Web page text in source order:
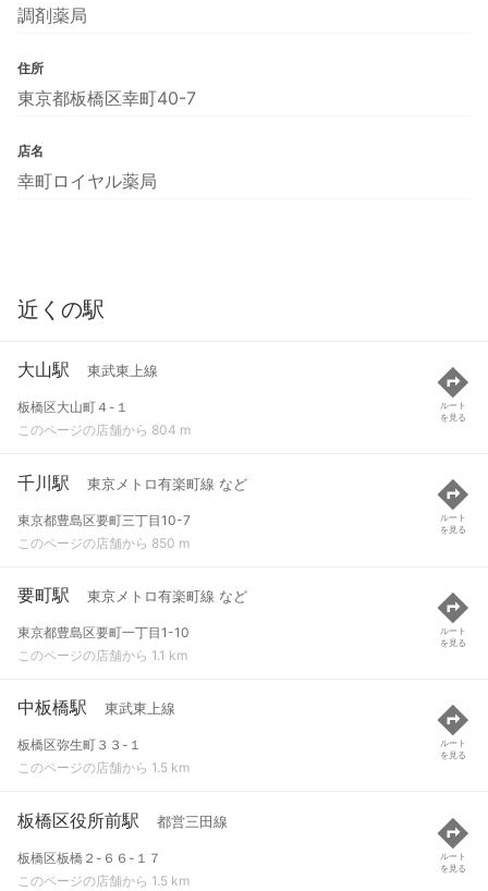
調剤薬局
住所
東京都板橋区幸町40-7
店名
幸町ロイヤル薬局
近くの駅
大山駅 東武東上線
板橋区大山町４-１
このページの店舗から 804 m
ルート
を見る
千川駅 東京メトロ有楽町線 など
東京都豊島区要町三丁目10-7
このページの店舗から 850 m
ルート
を見る
要町駅 東京メトロ有楽町線 など
東京都豊島区要町一丁目1-10
このページの店舗から 1.1 km
ルート
を見る
中板橋駅 東武東上線
板橋区弥生町３３-１
このページの店舗から 1.5 km
ルート
を見る
板橋区役所前駅 都営三田線
板橋区板橋２-６６-１７
このページの店舗から 1.5 km
ルート
を見る